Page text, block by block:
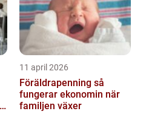
11 april 2026
Föräldrapenning så
fungerar ekonomin när
familjen växer